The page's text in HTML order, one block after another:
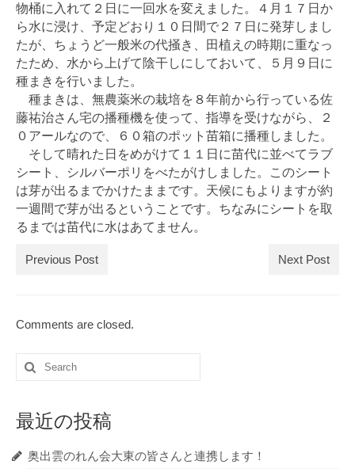
物桶に入れて２日に一回水を変えました。４月１７日か
ら水に浸け、予定どおり１０日間で２７日に発芽しまし
たが、ちょうど一般米の代掻き、田植えの時期に重なっ
たため、水から上げて陰干しにしておいて、５月９日に
種まきを行いました。
種まきは、無農薬米の栽培を８年前から行っている佐
藤祐治さん宅の播種機を使って、指導を受けながら、２
０アールなので、６０箱のポット苗箱に播種しました。
そして晴れた日をめがけて１１日に苗代に並べてラブ
シート、シルバーポリをべたがけしました。このシート
は芽が出るまでかけたままです。天候にもよりますが約
一週間で芽が出るということです。ちなみにシートを取
るまでは苗代に水はあてません。
Previous Post Next Post
Comments are closed.
Search
for:
最近の投稿
奥出雲のれん会大東の皆さんと連携します！